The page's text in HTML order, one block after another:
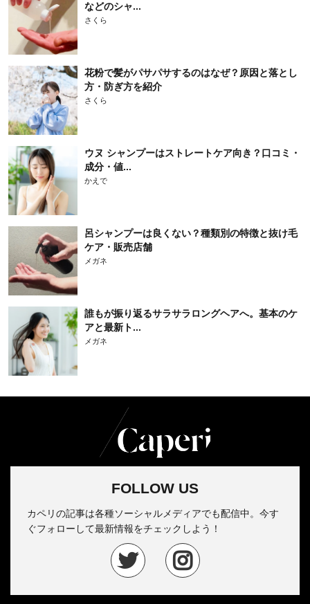
などのシャ...
さくら
花粉で髪がパサパサするのはなぜ？原因と落とし
方・防ぎ方を紹介
さくら
ウヌ シャンプーはストレートケア向き？口コミ・
成分・値...
かえで
呂シャンプーは良くない？種類別の特徴と抜け毛
ケア・販売店舗
メガネ
誰もが振り返るサラサラロングヘアへ。基本のケ
アと最新ト...
メガネ
FOLLOW US
カペリの記事は各種ソーシャルメディアでも配信中。今す
ぐフォローして最新情報をチェックしよう！